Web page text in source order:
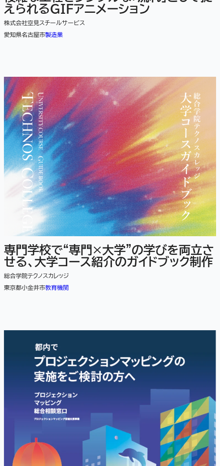
えられるGIFアニメーション
株式会社空見スチールサービス
愛知県名古屋市製造業
専門学校で“専門×大学”の学びを両立さ
せる、大学コース紹介のガイドブック制作
総合学院テクノスカレッジ
東京都小金井市教育機関